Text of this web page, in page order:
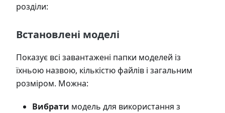
розділи:
Встановлені моделі
Показує всі завантажені папки моделей із
їхньою назвою, кількістю файлів і загальним
розміром. Можна:
Вибрати модель для використання з